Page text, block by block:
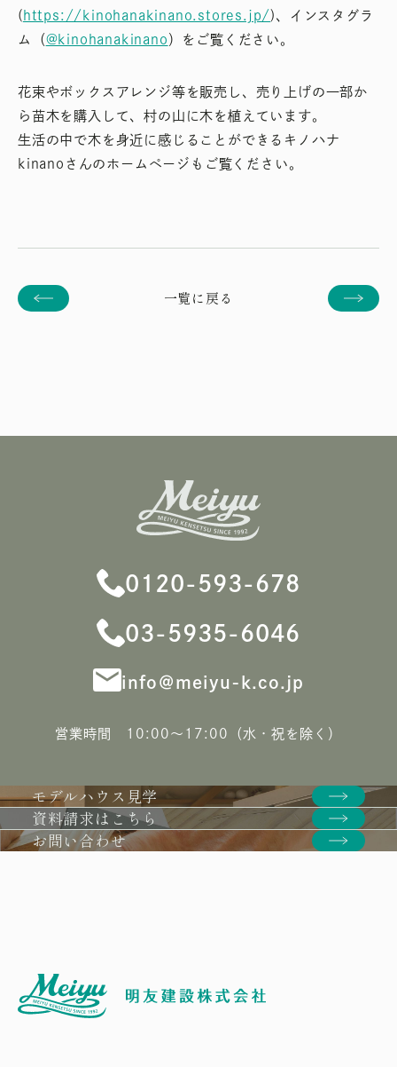
( https://kinohanakinano.stores.jp/ )、インスタグラ
ム（ @kinohanakinano ）をご覧ください。
花束やボックスアレンジ等を販売し、売り上げの一部か
ら苗木を購入して、村の山に木を植えています。
生活の中で木を身近に感じることができるキノハナ
kinanoさんのホームページもご覧ください。
一覧に戻る
0120-593-678
03-5935-6046
info＠meiyu-k.co.jp
営業時間 10:00〜17:00（水・祝を除く）
モデルハウス見学
資料請求はこちら
お問い合わせ